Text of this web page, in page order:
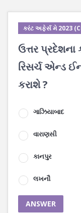
કરંટ અફેર્સ મે 2023
ઉત્તર પ્રદેશના
રિસર્ચ એન્ડ
કરાશે ?
ગાઝિયાબાદ
વારાણસી
કાનપુર
લખનૌ
ANSWER